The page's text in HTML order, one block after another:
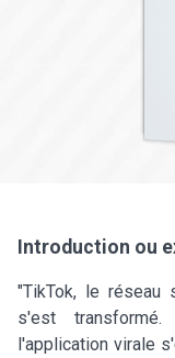
Introduction ou
"TikTok, le réseau
s'est
l'application virale